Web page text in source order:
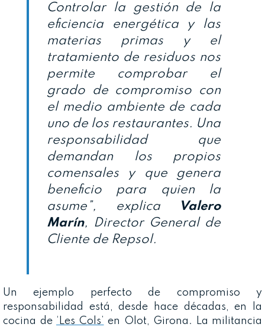
Controlar la gestión de la
eficiencia energética y las
materias primas y el
tratamiento de residuos nos
permite comprobar el
grado de compromiso con
el medio ambiente de cada
uno de los restaurantes. Una
responsabilidad que
demandan los propios
comensales y que genera
beneficio para quien la
asume”, explica
Valero
Marín, Director General de
Cliente de Repsol.
Un ejemplo perfecto de compromiso y
responsabilidad está, desde hace décadas, en la
cocina de ‘Les Cols’ en Olot, Girona. La militancia